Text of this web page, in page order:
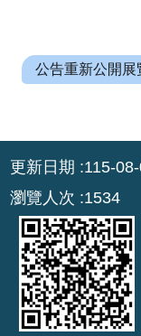
私
權
網
安
全
政
策
政
府
公告重新公開展
更新日期
115-
瀏覽人次
1534